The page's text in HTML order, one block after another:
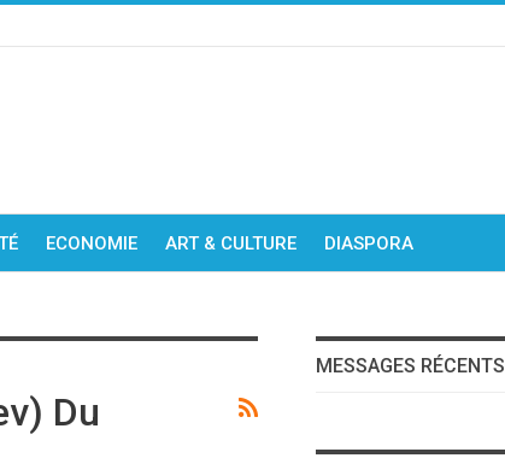
ECONOMIE ART & CULTURE DIASPORA
Du
MESSAGES RÉCENTS